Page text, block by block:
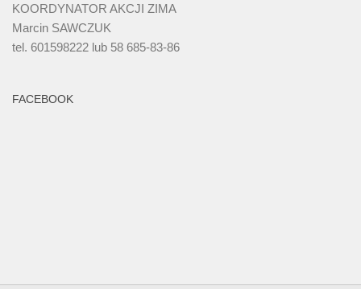
KOORDYNATOR AKCJI ZIMA
Marcin SAWCZUK
tel. 601598222 lub 58 685-83-86
FACEBOOK